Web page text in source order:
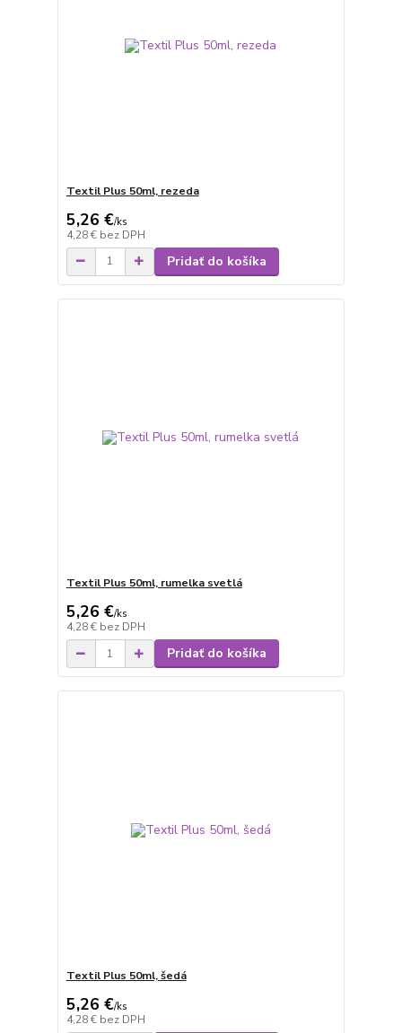
Textil Plus 50ml, rezeda
5,26 €/ks
4,28 € bez DPH
Pridať do košíka
Textil Plus 50ml, rumelka svetlá
5,26 €/ks
4,28 € bez DPH
Pridať do košíka
Textil Plus 50ml, šedá
5,26 €/ks
4,28 € bez DPH